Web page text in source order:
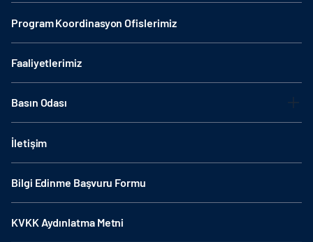
Program Koordinasyon Ofislerimiz
Faaliyetlerimiz
Basın Odası
İletişim
Bilgi Edinme Başvuru Formu
KVKK Aydınlatma Metni